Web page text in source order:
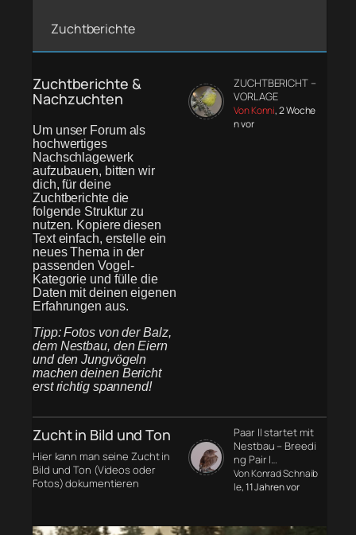
Zuchtberichte
Zuchtberichte &
Nachzuchten
Um unser Forum als
hochwertiges
Nachschlagewerk
aufzubauen, bitten wir
dich, für deine
Zuchtberichte die
folgende Struktur zu
nutzen. Kopiere diesen
Text einfach, erstelle ein
neues Thema in der
passenden Vogel-
Kategorie und fülle die
Daten mit deinen eigenen
Erfahrungen aus.
Tipp: Fotos von der Balz,
dem Nestbau, den Eiern
und den Jungvögeln
machen deinen Bericht
erst richtig spannend!
ZUCHTBERICHT –
VORLAGE
Von Konni, 2 Woche
n vor
Zucht in Bild und Ton
Hier kann man seine Zucht in
Bild und Ton (Videos oder
Fotos) dokumentieren
Paar II startet mit
Nestbau – Breedi
ng Pair I…
Von Konrad Schnaib
le, 11 Jahren vor